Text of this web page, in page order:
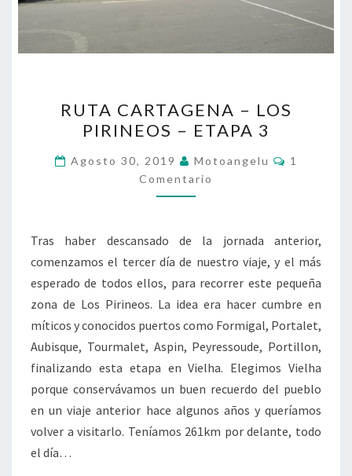
CARTAGENA
–
LOS
PIRINEOS
–
3
RUTA CARTAGENA – LOS
PIRINEOS – ETAPA 3
Agosto 30, 2019 Motoangelu
1
Comentario
Tras haber descansado de la jornada anterior,
comenzamos el tercer día de nuestro viaje, y el más
esperado de todos ellos, para recorrer este pequeña
zona de Los Pirineos. La idea era hacer cumbre en
míticos y conocidos puertos como Formigal, Portalet,
Aubisque, Tourmalet, Aspin, Peyressoude, Portillon,
finalizando esta etapa en Vielha. Elegimos Vielha
porque conservávamos un buen recuerdo del pueblo
en un viaje anterior hace algunos años y queríamos
volver a visitarlo. Teníamos 261km por delante, todo
el día…